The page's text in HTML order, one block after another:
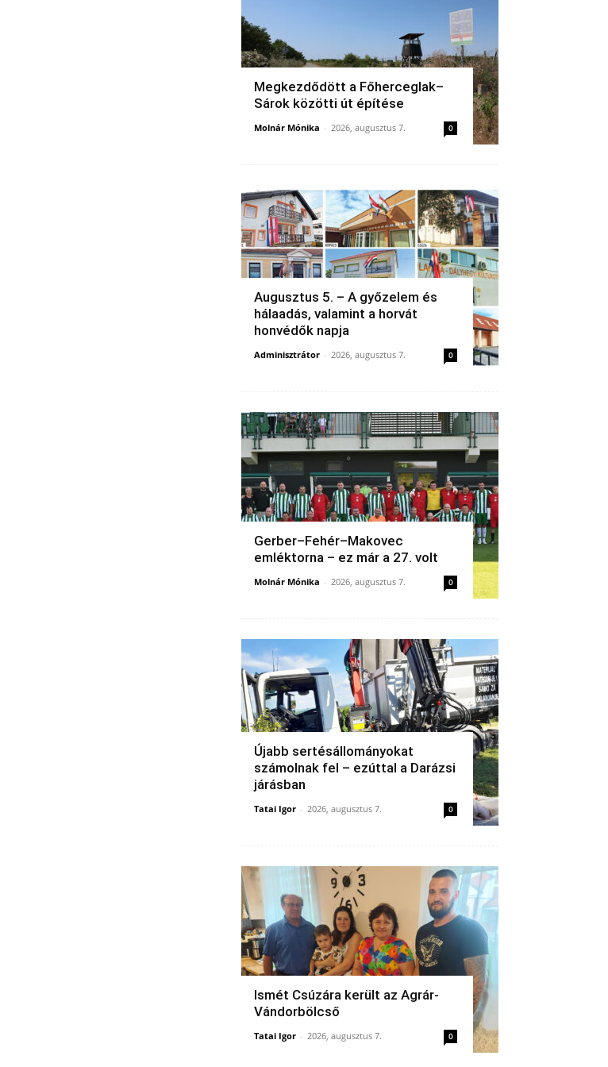
Megkezdődött a Főherceglak–
Sárok közötti út építése
Molnár Mónika - 2026, augusztus 7. 0
Augusztus 5. – A győzelem és
hálaadás, valamint a horvát
honvédők napja
Adminisztrátor - 2026, augusztus 7. 0
Gerber–Fehér–Makovec
emléktorna – ez már a 27. volt
Molnár Mónika - 2026, augusztus 7. 0
Újabb sertésállományokat
számolnak fel – ezúttal a Darázsi
járásban
Tatai Igor - 2026, augusztus 7. 0
Ismét Csúzára került az Agrár-
Vándorbölcső
Tatai Igor - 2026, augusztus 7. 0